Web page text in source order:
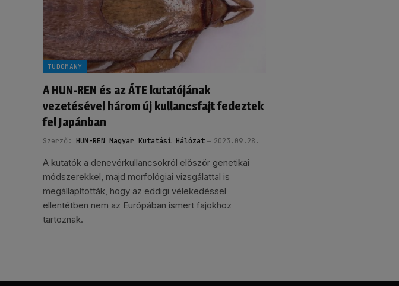
TUDOMÁNY
A HUN-REN és az ÁTE kutatójának
vezetésével három új kullancsfajt fedeztek
fel Japánban
Szerző: HUN-REN Magyar Kutatási Hálózat 2023.09.28.
A kutatók a denevérkullancsokról először genetikai
módszerekkel, majd morfológiai vizsgálattal is
megállapították, hogy az eddigi vélekedéssel
ellentétben nem az Európában ismert fajokhoz
tartoznak.